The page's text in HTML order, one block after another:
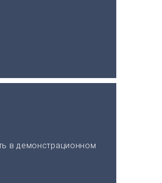
в демонстрационном